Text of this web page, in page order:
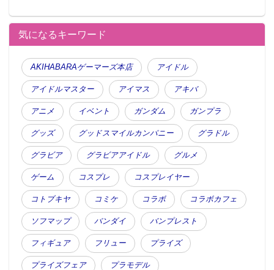
気になるキーワード
AKIHABARAゲーマーズ本店 アイドル
アイドルマスター アイマス アキバ
アニメ イベント ガンダム ガンプラ
グッズ グッドスマイルカンパニー グラドル
グラビア グラビアアイドル グルメ
ゲーム コスプレ コスプレイヤー
コトブキヤ コミケ コラボ コラボカフェ
ソフマップ バンダイ バンプレスト
フィギュア フリュー プライズ
プライズフェア プラモデル